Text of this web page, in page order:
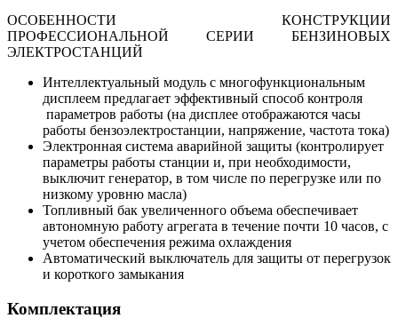
ОСОБЕННОСТИ КОНСТРУКЦИИ
ПРОФЕССИОНАЛЬНОЙ СЕРИИ БЕНЗИНОВЫХ
ЭЛЕКТРОСТАНЦИЙ
Интеллектуальный модуль с многофункциональным
дисплеем предлагает эффективный способ контроля
параметров работы (на дисплее отображаются часы
работы бензоэлектростанции, напряжение, частота тока)
Электронная система аварийной защиты (контролирует
параметры работы станции и, при необходимости,
выключит генератор, в том числе по перегрузке или по
низкому уровню масла)
Топливный бак увеличенного объема обеспечивает
автономную работу агрегата в течение почти 10 часов, с
учетом обеспечения режима охлаждения
Автоматический выключатель для защиты от перегрузок
и короткого замыкания
Комплектация